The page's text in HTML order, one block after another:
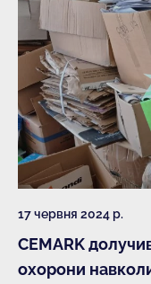
17 червня 2024 р.
CEMARK
охорони